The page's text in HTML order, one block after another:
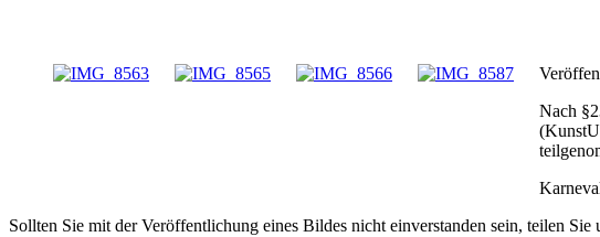
Nach
Sollten Sie mit der Veröffentlichung eines Bildes nicht einverstanden sein, teilen